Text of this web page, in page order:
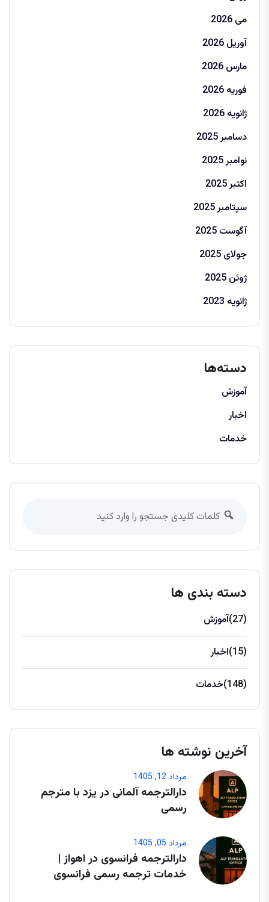
می 2026
آوریل 2026
مارس 2026
فوریه 2026
ژانویه 2026
دسامبر 2025
نوامبر 2025
اکتبر 2025
سپتامبر 2025
آگوست 2025
جولای 2025
ژوئن 2025
ژانویه 2023
دسته‌ها
آموزش
اخبار
خدمات
دسته بندی ها
آموزش (27)
اخبار (15)
خدمات (148)
آخرین نوشته ها
مرداد 12, 1405
دارالترجمه آلمانی در یزد با مترجم
رسمی
مرداد 05, 1405
دارالترجمه فرانسوی در اهواز |
خدمات ترجمه رسمی فرانسوی